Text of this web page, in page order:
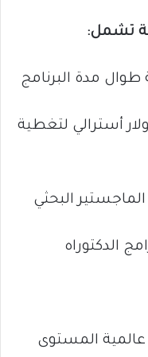
تشمل:
مدة البرنامج
سنوي يصل إلى 38,000 دولار أسترالي لتغطية
البحثي
عالمية المستوى